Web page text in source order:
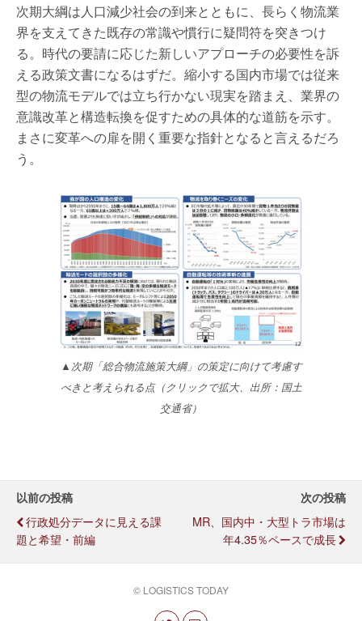
次期大綱は人口減少社会の到来とともに、長らく物流業
界を支えてきた既存の常識や慣行に疑問符を突きつけ
る。時代の要請に応じた新しいアプローチの必要性を訴
える政策文書になるはずだ。縮小する国内市場では従来
型の物流モデルでは立ち行かない現実を踏まえ、業界の
意識改革と構造転換を促すための具体的な道筋を示す。
まさに変革への扉を開く重要な指針となると言えるだろ
う。
▲次期「総合物流施策大綱」の策定に向けて考慮す
べきと考えられる点（クリックで拡大、出所：国土
交通省）
以前の投稿
行政処分データに見える課
題と希望・前編
次の投稿
MR、国内中・大型トラ市場は
年4.35％ペースで成長
© LOGISTICS TODAY